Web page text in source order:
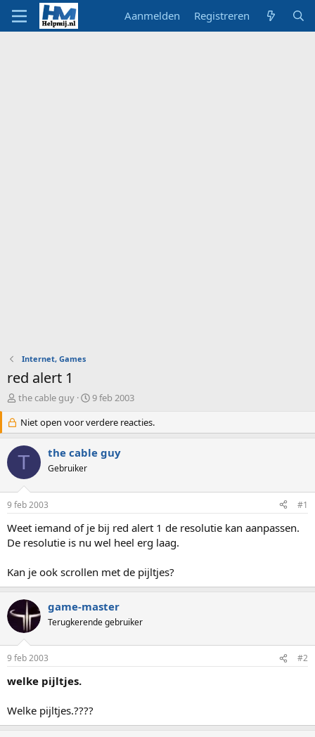
Aanmelden Registreren
Internet, Games
red alert 1
O
d
e
r
w
p
s
t
a
r
e
r
the cable guy
S
a
r
d
m
9 feb 2003
Niet open voor verdere reacties.
T the cable guy
Gebruiker
9 feb 2003 #1
Weet iemand of je bij red alert 1 de resolutie kan aanpassen.
De resolutie is nu wel heel erg laag.
Kan je ook scrollen met de pijltjes?
game-master
Terugkerende gebruiker
9 feb 2003 #2
welke pijltjes.
Welke pijltjes.????